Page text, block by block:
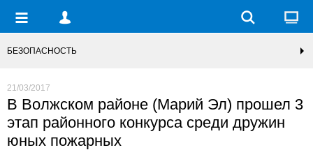
БЕЗОПАСНОСТЬ
21/03/2017
В Волжском районе (Марий Эл) прошел 3
этап районного конкурса среди дружин
юных пожарных